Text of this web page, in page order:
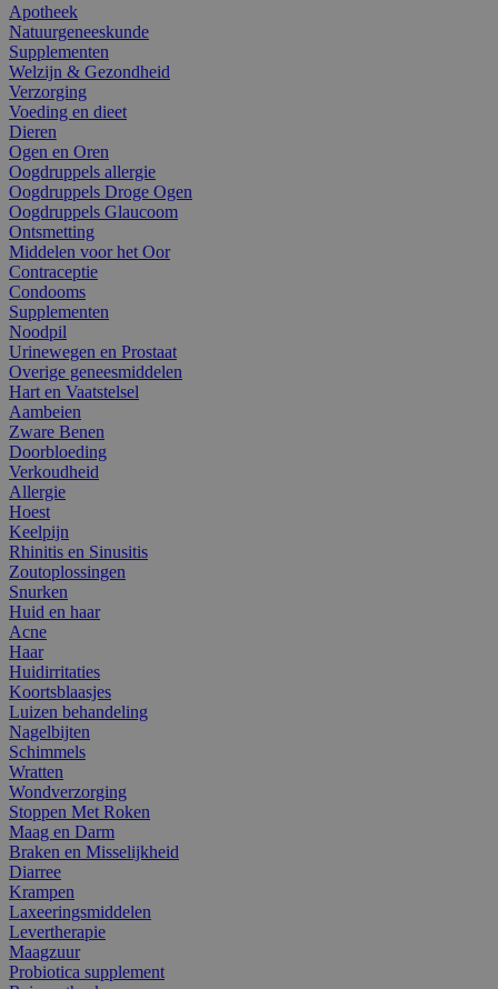
Apotheek
Natuurgeneeskunde
Supplementen
Welzijn & Gezondheid
Verzorging
Voeding en dieet
Dieren
Ogen en Oren
Oogdruppels allergie
Oogdruppels Droge Ogen
Oogdruppels Glaucoom
Ontsmetting
Middelen voor het Oor
Contraceptie
Condooms
Supplementen
Noodpil
Urinewegen en Prostaat
Overige geneesmiddelen
Hart en Vaatstelsel
Aambeien
Zware Benen
Doorbloeding
Verkoudheid
Allergie
Hoest
Keelpijn
Rhinitis en Sinusitis
Zoutoplossingen
Snurken
Huid en haar
Acne
Haar
Huidirritaties
Koortsblaasjes
Luizen behandeling
Nagelbijten
Schimmels
Wratten
Wondverzorging
Stoppen Met Roken
Maag en Darm
Braken en Misselijkheid
Diarree
Krampen
Laxeeringsmiddelen
Levertherapie
Maagzuur
Probiotica supplement